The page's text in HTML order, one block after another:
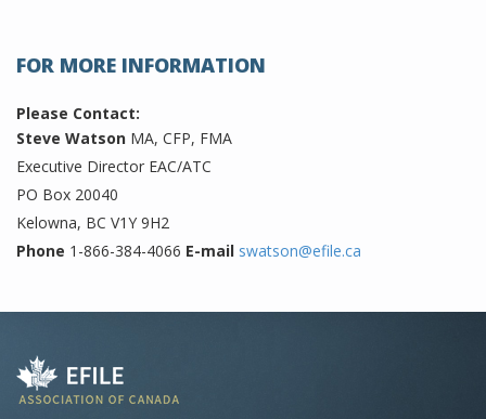
FOR MORE INFORMATION
Please Contact:
Steve Watson MA, CFP, FMA
Executive Director EAC/ATC
PO Box 20040
Kelowna, BC V1Y 9H2
Phone 1-866-384-4066 E-mail swatson@efile.ca